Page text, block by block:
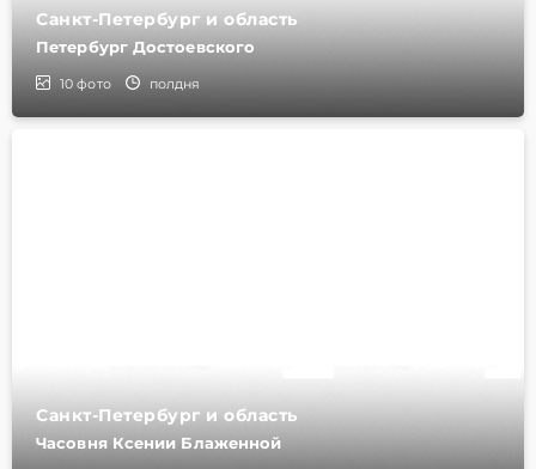
Санкт-Петербург и область
Петербург Достоевского
10 фото полдня
Санкт-Петербург и область
Часовня Ксении Блаженной